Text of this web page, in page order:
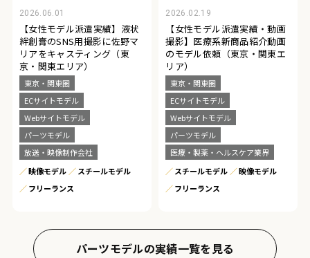
2026.06.01
【女性モデル派遣実績】液状
絆創膏のSNS用撮影に佐野マ
リアをキャスティング（東
京・関東エリア）
東京・関東圏
ECサイトモデル
Webサイトモデル
パーツモデル
放送・映像制作会社
映像モデル
スチールモデル
フリーランス
2026.02.19
【女性モデル派遣実績・動画
撮影】医療系新商品紹介動画
のモデル依頼（東京・関東エ
リア）
東京・関東圏
ECサイトモデル
Webサイトモデル
パーツモデル
医療・製薬・ヘルスケア業界
スチールモデル
映像モデル
フリーランス
パーツモデルの実績一覧を見る